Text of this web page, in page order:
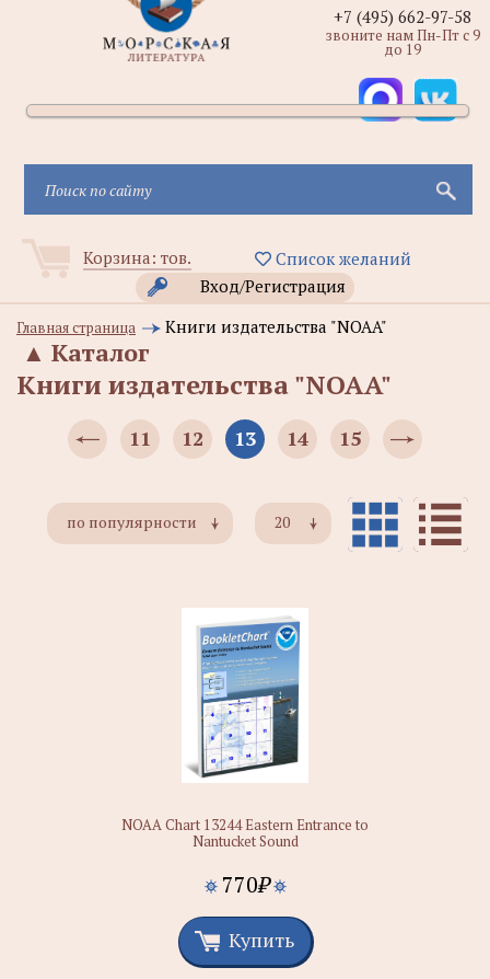
Корзина: тов.
Список желаний
Вход/Регистрация
+7 (495) 662-97-58
звоните нам Пн-Пт с 9
до 19
Главная страница Книги издательства "NOAA"
Каталог
▲
Книги издательства "NOAA"
11 12 13 14 15
20
по популярности
NOAA Chart 13244 Eastern Entrance to
Nantucket Sound
770₽
Купить